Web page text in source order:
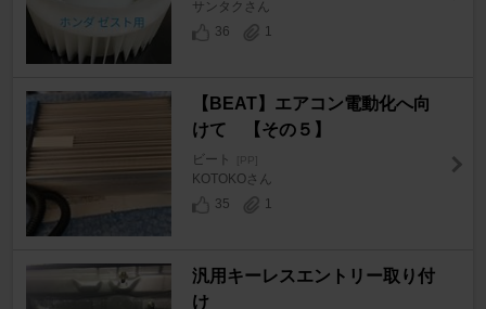
サンタクさん
36
1
【BEAT】エアコン電動化へ向
けて 【その５】
ビート [PP]
KOTOKOさん
35
1
汎用キーレスエントリー取り付
け